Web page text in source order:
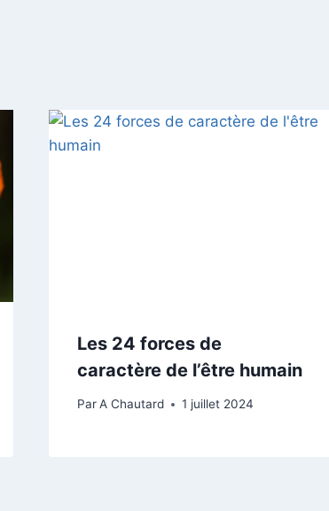
Les 24 forces de
caractère de l’être humain
Par A Chautard 1 juillet 2024